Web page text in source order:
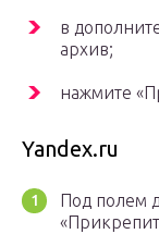
в
архив;
нажмите
Yandex.ru
Под полем